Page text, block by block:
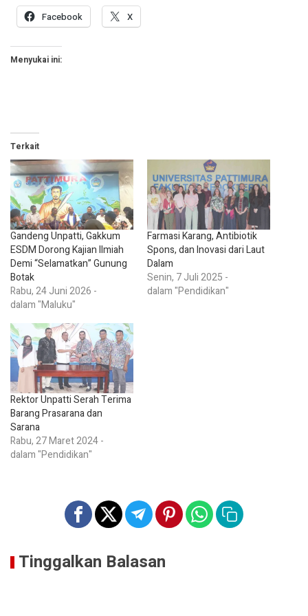
Facebook X
Menyukai ini:
Terkait
Gandeng Unpatti, Gakkum
ESDM Dorong Kajian Ilmiah
Demi “Selamatkan” Gunung
Botak
Rabu, 24 Juni 2026 -
dalam "Maluku"
Farmasi Karang, Antibiotik
Spons, dan Inovasi dari Laut
Dalam
Senin, 7 Juli 2025 -
dalam "Pendidikan"
Rektor Unpatti Serah Terima
Barang Prasarana dan
Sarana
Rabu, 27 Maret 2024 -
dalam "Pendidikan"
Tinggalkan Balasan